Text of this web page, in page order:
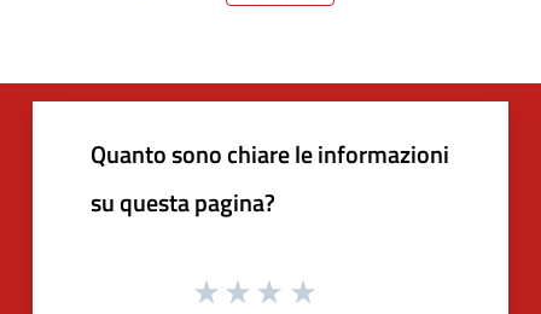
Quanto sono chiare le informazioni
su questa pagina?